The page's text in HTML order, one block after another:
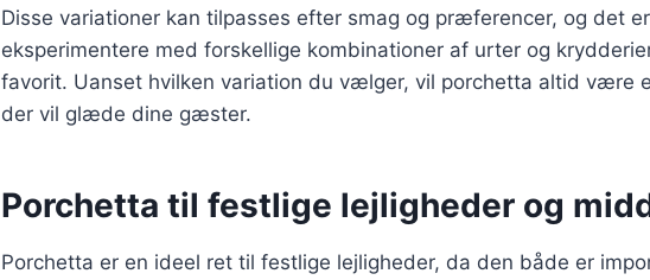
Disse variationer kan tilpasses efter smag og præferencer, og det
eksperimentere med forskellige kombinationer af urter og
favorit. Uanset hvilken variation du vælger, vil porchetta altid være
der vil glæde dine gæster.
Porchetta til festlige lejligheder og
Porchetta er en ideel ret til festlige lejligheder, da den både er